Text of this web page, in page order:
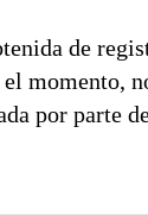
de
el momento,
por parte